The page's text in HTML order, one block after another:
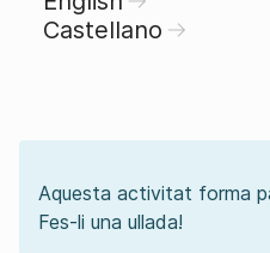
Castellano
Aquesta activitat forma
Fes-li una ullada!